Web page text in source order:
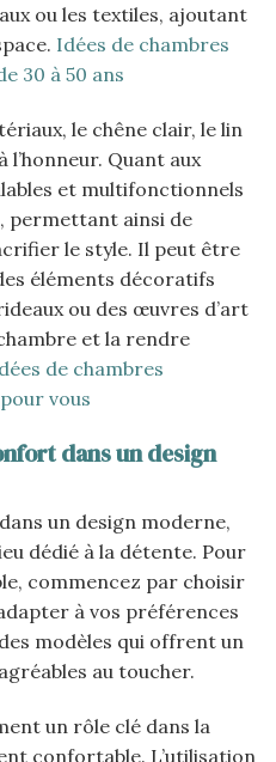
ou les textiles, ajoutant
Idées de chambres
30 à 50 ans
le chêne clair, le lin
Quant aux
et multifonctionnels
permettant ainsi de
le style. Il peut être
éléments décoratifs
ou des œuvres d’art
et la rendre
de chambres
vous
dans un design
un design moderne,
dédié à la détente. Pour
commencez par choisir
à vos préférences
modèles qui offrent un
au toucher.
un rôle clé dans la
confortable. L’utilisation